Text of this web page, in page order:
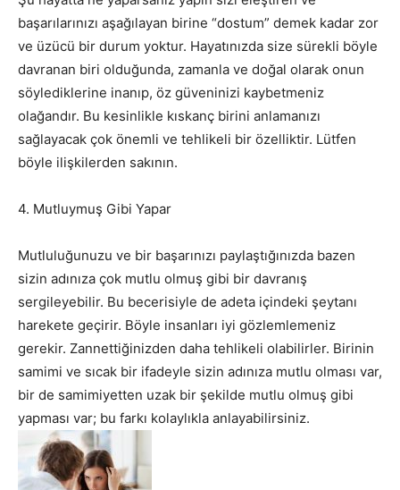
başarılarınızı aşağılayan birine “dostum” demek kadar zor
ve üzücü bir durum yoktur. Hayatınızda size sürekli böyle
davranan biri olduğunda, zamanla ve doğal olarak onun
söylediklerine inanıp, öz güveninizi kaybetmeniz
olağandır. Bu kesinlikle kıskanç birini anlamanızı
sağlayacak çok önemli ve tehlikeli bir özelliktir. Lütfen
böyle ilişkilerden sakının.
4. Mutluymuş Gibi Yapar
Mutluluğunuzu ve bir başarınızı paylaştığınızda bazen
sizin adınıza çok mutlu olmuş gibi bir davranış
sergileyebilir. Bu becerisiyle de adeta içindeki şeytanı
harekete geçirir. Böyle insanları iyi gözlemlemeniz
gerekir. Zannettiğinizden daha tehlikeli olabilirler. Birinin
samimi ve sıcak bir ifadeyle sizin adınıza mutlu olması var,
bir de samimiyetten uzak bir şekilde mutlu olmuş gibi
yapması var; bu farkı kolaylıkla anlayabilirsiniz.